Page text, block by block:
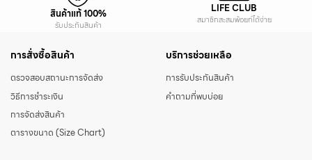
สินค้าแท้ 100%
รับประกันสินค้า
LIFE CLUB
สมาชิกสะสมพ้อยท์ได้ง่าย
การสั่งซื้อสินค้า
ตรวจสอบสถานะการจัดส่ง
วิธีการชำระเงิน
การจัดส่งสินค้า
ตารางขนาด (Size Chart)
บริการช่วยเหลือ
การรับประกันสินค้า
คำถามที่พบบ่อย